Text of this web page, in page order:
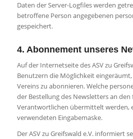
Daten der Server-Logfiles werden
betroffene Person angegebenen
gespeichert.
4. Abonnement unseres
Auf der Internetseite des ASV zu
Benutzern die Möglichkeit
Vereins zu abonnieren. Welche
der Bestellung des Newsletters an
Verantwortlichen übermittelt werden,
verwendeten Eingabemaske.
Der ASV zu Greifswald e.V. informiert